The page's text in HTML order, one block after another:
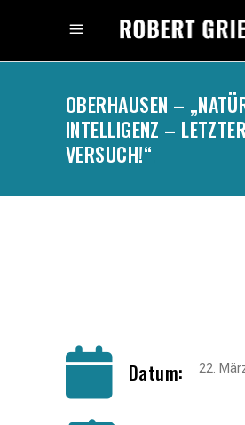
OBERHAUSEN –
INTELLIGENZ – LETZTER
VERSUCH!“
Datum: 22.